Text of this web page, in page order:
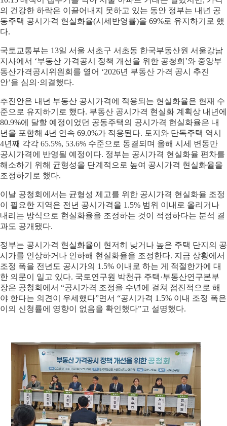
의 건강한 하락은 이끌어내지 못하고 있는 동안 정부는 내년 공
동주택 공시가격 현실화율(시세반영률)을 69%로 유지하기로 했
다.
국토교통부는 13일 서울 서초구 서초동 한국부동산원 서울강남
지사에서 ‘부동산 가격공시 정책 개선을 위한 공청회’와 중앙부
동산가격공시위원회를 열어 ‘2026년 부동산 가격 공시 추진
안’을 심의·의결했다.
추진안은 내년 부동산 공시가격에 적용되는 현실화율은 현재 수
준으로 유지하기로 했다. 부동산 공시가격 현실화 계획상 내년에
80.9%에 달할 예정이었던 공동주택의 공시가격 현실화율은 내
년을 포함해 4년 연속 69.0%가 적용된다. 토지와 단독주택 역시
4년째 각각 65.5%, 53.6% 수준으로 동결되며 올해 시세 변동만
공시가격에 반영될 예정이다. 정부는 공시가격 현실화율 편차를
해소하기 위해 균형성을 단계적으로 높여 공시가격 현실화율을
조정하기로 했다.
이날 공청회에서는 균형성 제고를 위한 공시가격 현실화율 조정
이 필요한 지역은 전년 공시가격을 1.5% 범위 이내로 올리거나
내리는 방식으로 현실화율을 조정하는 것이 적정하다는 분석 결
과도 공개됐다.
정부는 공시가격 현실화율이 현저히 낮거나 높은 주택 단지의 공
시가를 인상하거나 인하해 현실화율을 조정한다. 지금 상황에서
조정 폭을 전년도 공시가의 1.5% 이내로 하는 게 적절한가에 대
한 의문이 일고 있다. 국토연구원 박천규 주택·부동산연구본부
장은 공청회에서 “공시가격 조정을 수년에 걸쳐 점진적으로 해
야 한다는 의견이 우세했다”면서 “공시가격 1.5% 이내 조정 폭은
이의 신청률에 영향이 없음을 확인했다”고 설명했다.